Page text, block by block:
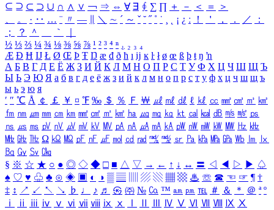
⊆ ⊇ ⊂ ⊃ ∪ ∩ ∧ ∨ ￢ ⇒ ⇔ ∀ ∃ ∮ ∑ ∏ ＋ － ＜ ＝
＞
、
。 · ‥ … ¨ 〃 ― ＼ ∼ ´ ～ ˇ ˘ ˝ ˚ ˙ ¸ ¡ ¿ ː ！ ＇ ， ． ／
：
；
？ ＾ ｀
½ ⅓ ⅔ ¼ ¾ ⅛ ⅜ ⅝ ⅞ ¹ ² ³ ⁴ ⁿ ₁ ₂ ₃ ₄
Æ Ð Ħ Ĳ Ł Ø Œ Þ Ŧ Ŋ æ đ ð ħ ı ĳ ĸ ŀ ł ø œ ß þ ŧ ŋ ŉ
А Б В Г Д Е Ё Ж З И Й К Л М Н О П Р С Т У Ф Х Ц Ч Ш Щ Ъ
Ы Ь Э Ю Я а б в г д е ё ж з и й к л м н о п р с т у ф х ц ч ш щ ъ
ы ь э ю я
′ ″ ℃ Å ￠ ￡ ￥ ¤ ℉ ‰ ＄ ％ Ｆ ￦ ㎕ ㎖ ㎗ ℓ ㎘ ㏄ ㎣ ㎤ ㎥ ㎦
㎙ ㎚ ㎛ ㎜ ㎝ ㎞ ㎟ ㎠ ㎡ ㎢ ㏊ ㎍ ㎎ ㎏ ㏏ ㎈ ㎉ ㏈ ㎧ ㎨ ㎰
㎱ ㎲ ㎳ ㎴ ㎵ ㎶ ㎷ ㎸ ㎹ ㎀ ㎁ ㎂ ㎃ ㎄ ㎺ ㎻ ㎽ ㎾ ㎿ ㎐ ㎑
㎒ ㎓ ㎔ Ω ㏀ ㏁ ㎊ ㎋ ㎌ ㏖ ㏅ ㎭ ㎮ ㎯ ㏛ ㎩ ㎪ ㎫ ㎬ ㏝ ㏐
㏓
㏃ ㏉ ㏜ ㏆
§ ※ ☆ ★ ○ ● ◎ ◇ ◆ □ ■ △ ▽ → ← ↑ ↓ ↔ 〓 ◁ ◀ ▷ ▶ ♤
♠ ♡ ♥ ♧ ♣ ⊙ ◈ ▣ ◐ ◑ ▒ ▤ ▨ ▧ ▦ ▩ ♨ ☏ ☎ ☜ ☞ ¶ †
‡ ↕ ↗ ↙ ↖ ↘ ♭ ♩ ♪ ♬ ㉿ ㈜ № ㏇ ™ ㏂ ㏘ ℡ ＃ ＆ ＊ ＠ ª º
ⅰ
ⅱ ⅲ ⅳ ⅴ ⅵ ⅶ ⅷ ⅸ ⅹ Ⅳ Ⅴ Ⅵ Ⅶ Ⅷ Ⅸ Ⅹ